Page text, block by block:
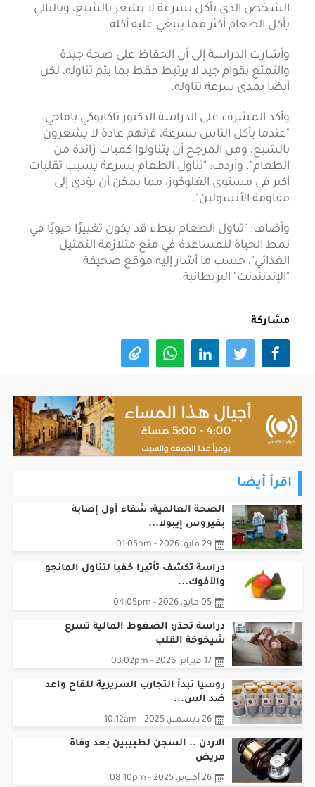
الشخص الذي يأكل بسرعة لا يشعر بالشبع، وبالتالي
يأكل الطعام أكثر مما ينبغي عليه أكله.
وأشارت الدراسة إلى أن الحفاظ على صحة جيدة
والتمتع بقوام جيد لا يرتبط فقط بما يتم تناوله، لكن
أيضا بمدى سرعة تناوله.
وأكد المشرف على الدراسة الدكتور تاكايوكي ياماجي
"عندما يأكل الناس بسرعة، فإنهم عادة لا يشعرون
بالشبع، ومن المرجح أن يتناولوا كميات زائدة من
الطعام". وأردف: "تناول الطعام بسرعة يسبب تقلبات
أكبر في مستوى الغلوكوز، مما يمكن أن يؤدي إلى
مقاومة الأنسولين".
وأضاف: "تناول الطعام ببطء قد يكون تغييرًا حيويًا في
نمط الحياة للمساعدة في منع متلازمة التمثيل
الغذائي"، حسب ما أشار إليه موقع صحيفة
"الإندبندنت" البريطانية.
مشاركة
اقرأ أيضا
الصحة العالمية: شفاء أول إصابة
بفيروس إيبولا...
29 مايو، 2026 - 01:05pm
دراسة تكشف تأثيرا خفيا لتناول المانجو
والأفوك...
05 مايو، 2026 - 04:05pm
دراسة تحذر: الضغوط المالية تسرع
شيخوخة القلب
17 فبراير، 2026 - 03:02pm
روسيا تبدأ التجارب السريرية للقاح واعد
ضد الس...
26 ديسمبر، 2025 - 10:12am
الاردن .. السجن لطبيبين بعد وفاة
مريض
26 أكتوبر، 2025 - 08:10pm